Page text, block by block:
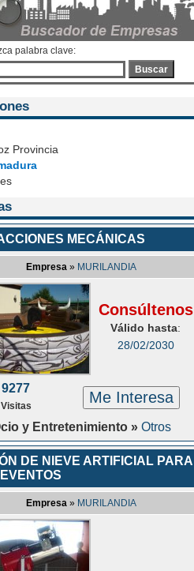
palabra clave:
Buscar
Provincia
MECÁNICAS
Empresa » MURILANDIA
Consúltenos
Válido hasta:
28/02/2030
9277
Visitas Me Interesa
y Entretenimiento » Otros
DE NIEVE ARTIFICIAL PARA
Empresa » MURILANDIA